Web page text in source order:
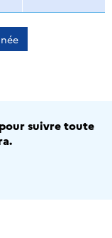
suivre toute